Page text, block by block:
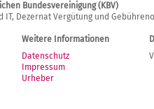
Bundesvereinigung (KBV)
IT, Dezernat Vergütung und
Weitere Informationen
Datenschutz
Impressum
Urheber